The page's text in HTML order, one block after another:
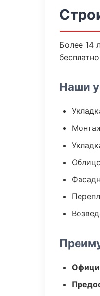
Более 14
бесплатно!
Наши